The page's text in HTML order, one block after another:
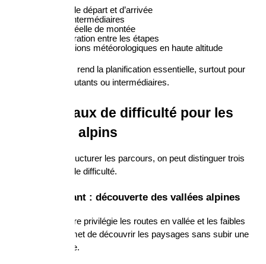
l’altitude de départ et d’arrivée
les cols intermédiaires
la durée réelle de montée
la récupération entre les étapes
les conditions météorologiques en haute altitude
Cette complexité rend la planification essentielle, surtout pour
les cyclistes débutants ou intermédiaires.
Trois niveaux de difficulté pour les
itinéraires alpins
Afin de mieux structurer les parcours, on peut distinguer trois
grands niveaux de difficulté.
Niveau débutant : découverte des vallées alpines
Ce type d’itinéraire privilégie les routes en vallée et les faibles
dénivelés. Il permet de découvrir les paysages sans subir une
fatigue excessive.